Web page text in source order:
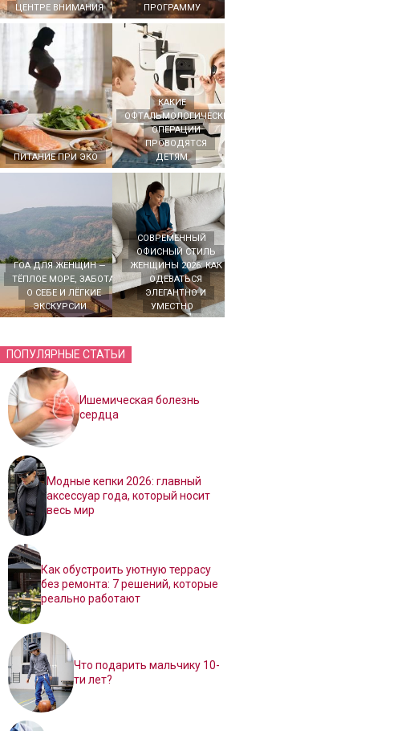
ЦЕНТРЕ ВНИМАНИЯ
ПРОГРАММУ
ПИТАНИЕ ПРИ ЭКО
КАКИЕ
ОФТАЛЬМОЛОГИЧЕСКИЕ
ОПЕРАЦИИ
ПРОВОДЯТСЯ
ДЕТЯМ
ГОА ДЛЯ ЖЕНЩИН —
ТЁПЛОЕ МОРЕ, ЗАБОТА
О СЕБЕ И ЛЁГКИЕ
ЭКСКУРСИИ
СОВРЕМЕННЫЙ
ОФИСНЫЙ СТИЛЬ
ЖЕНЩИНЫ 2026: КАК
ОДЕВАТЬСЯ
ЭЛЕГАНТНО И
УМЕСТНО
ПОПУЛЯРНЫЕ СТАТЬИ
Ишемическая болезнь
сердца
Модные кепки 2026: главный
аксессуар года, который носит
весь мир
Как обустроить уютную террасу
без ремонта: 7 решений, которые
реально работают
Что подарить мальчику 10-
ти лет?